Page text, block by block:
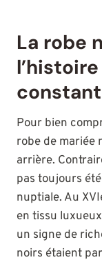
La robe
Pour bien
robe de mariée
arrière.
pas toujours
nuptiale. Au
en tissu
un signe de
noirs étaient